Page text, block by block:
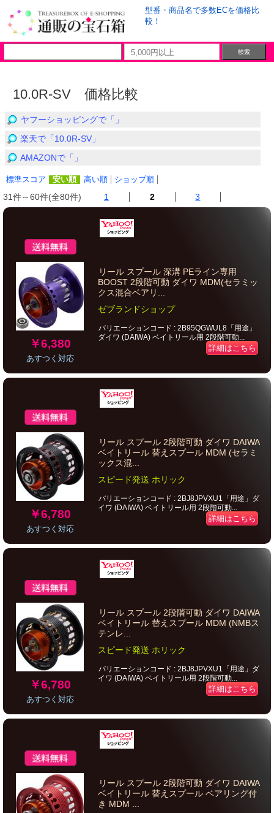
型番・商品名で多数ECを価格比
較！
10.0R-SV 価格比較
ヤフーショッピングで「」
楽天で「10.0R-SV」
AMAZONで「」
標準スコア 安い順 高い順 ショップ順
31件～60件(全80件) 1 2 3
￥6,380
あすつく対応
リール スプール 深溝 PEライン専用
BOOST 2段階可動 ダイワ MDM(セラミッ
クス混合ベアリ...
ゼブランドショップ
バリエーションコード : 2B95QGWUL8「用途」
ダイワ (DAIWA) ベイトリール用 2段階可動...
詳細はこちら
￥6,780
あすつく対応
リール スプール 2段階可動 ダイワ DAIWA
ベイトリール 替えスプール MDM (セラミ
ックス混...
スピード発送 ホリック
バリエーションコード : 2BJ8JPVXU1「用途」ダ
イワ (DAIWA) ベイトリール用 2段階可動...
詳細はこちら
￥6,780
あすつく対応
リール スプール 2段階可動 ダイワ DAIWA
ベイトリール 替えスプール MDM (NMBス
テンレ...
スピード発送 ホリック
バリエーションコード : 2BJ8JPVXU1「用途」ダ
イワ (DAIWA) ベイトリール用 2段階可動...
詳細はこちら
リール スプール 2段階可動 ダイワ DAIWA
ベイトリール 替えスプール ベアリング付
き MDM ...